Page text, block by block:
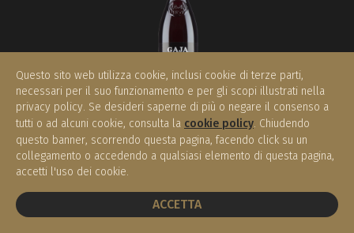
Questo sito web utilizza cookie, inclusi cookie di terze parti,
necessari per il suo funzionamento e per gli scopi illustrati nella
privacy policy. Se desideri saperne di più o negare il consenso a
tutti o ad alcuni cookie, consulta la cookie policy. Chiudendo
questo banner, scorrendo questa pagina, facendo click su un
collegamento o accedendo a qualsiasi elemento di questa pagina,
accetti l'uso dei cookie.
ACCETTA
Barbaresco 2019
GAJA
Barbaresco DOP
€ 285,00(0.75 l) PRENOTA UN TAVOLO